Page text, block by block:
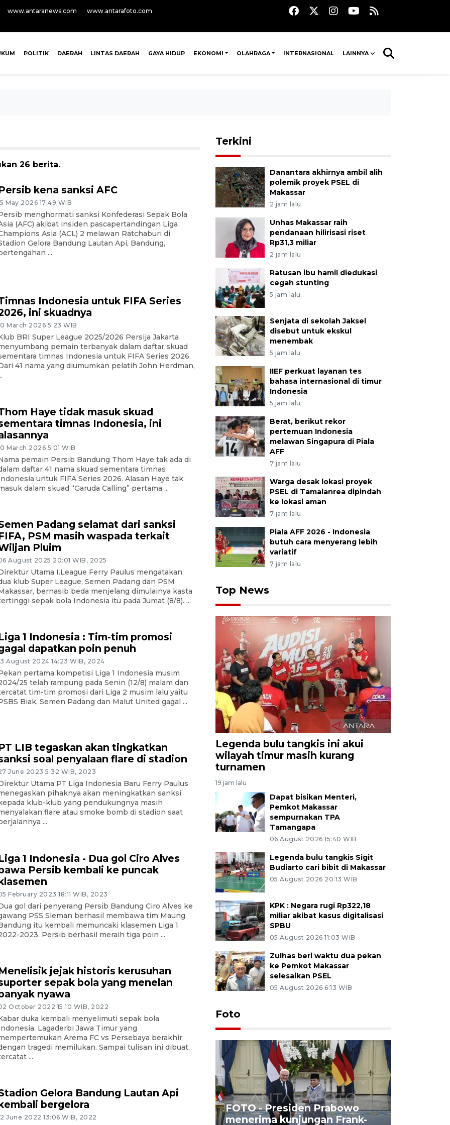
www.antaranews.com www.antarafoto.com
POLITIK DAERAH LINTAS DAERAH GAYA HIDUP EKONOMI OLAHRAGA INTERNASIONAL LAINNYA
26 berita.
kena sanksi AFC
May 2026 17:49 WIB
menghormati sanksi Konfederasi Sepak Bola
(AFC) akibat insiden pascapertandingan Liga
Asia (ACL) 2 melawan Ratchaburi di
Gelora Bandung Lautan Api, Bandung,
...
Indonesia untuk FIFA Series
ini skuadnya
March 2026 5:23 WIB
BRI Super League 2025/2026 Persija Jakarta
pemain terbanyak dalam daftar skuad
timnas Indonesia untuk FIFA Series 2026.
41 nama yang diumumkan pelatih John Herdman,
Haye tidak masuk skuad
timnas Indonesia, ini
March 2026 5:01 WIB
pemain Persib Bandung Thom Haye tak ada di
daftar 41 nama skuad sementara timnas
untuk FIFA Series 2026. Alasan Haye tak
dalam skuad “Garuda Calling” pertama ...
Padang selamat dari sanksi
PSM masih waspada terkait
Pluim
August 2025 20:01 WIB, 2025
Utama I.League Ferry Paulus mengatakan
klub Super League, Semen Padang dan PSM
bernasib beda menjelang dimulainya kasta
sepak bola Indonesia itu pada Jumat (8/8). ...
1 Indonesia : Tim-tim promosi
dapatkan poin penuh
August 2024 14:23 WIB, 2024
pertama kompetisi Liga 1 Indonesia musim
25 telah rampung pada Senin (12/8) malam dan
tim-tim promosi dari Liga 2 musim lalu yaitu
Biak, Semen Padang dan Malut United gagal ...
LIB tegaskan akan tingkatkan
soal penyalaan flare di stadion
June 2023 5:32 WIB, 2023
Utama PT Liga Indonesia Baru Ferry Paulus
pihaknya akan meningkatkan sanksi
klub-klub yang pendukungnya masih
flare atau smoke bomb di stadion saat
...
1 Indonesia - Dua gol Ciro Alves
Persib kembali ke puncak
February 2023 18:11 WIB, 2023
gol dari penyerang Persib Bandung Ciro Alves ke
PSS Sleman berhasil membawa tim Maung
itu kembali memuncaki klasemen Liga 1
2023. Persib berhasil meraih tiga poin ...
jejak historis kerusuhan
sepak bola yang menelan
nyawa
October 2022 15:10 WIB, 2022
duka kembali menyelimuti sepak bola
Lagaderbi Jawa Timur yang
Arema FC vs Persebaya berakhir
tragedi memilukan. Sampai tulisan ini dibuat,
...
Gelora Bandung Lautan Api
bergelora
June 2022 13:06 WIB, 2022
Terkini
Danantara akhirnya ambil alih
polemik proyek PSEL di
Makassar
2 jam lalu
Unhas Makassar raih
pendanaan hilirisasi riset
Rp31,3 miliar
2 jam lalu
Ratusan ibu hamil diedukasi
cegah stunting
5 jam lalu
Senjata di sekolah Jaksel
disebut untuk ekskul
menembak
5 jam lalu
IIEF perkuat layanan tes
bahasa internasional di timur
Indonesia
5 jam lalu
Berat, berikut rekor
pertemuan Indonesia
melawan Singapura di Piala
AFF
7 jam lalu
Warga desak lokasi proyek
PSEL di Tamalanrea dipindah
ke lokasi aman
7 jam lalu
Piala AFF 2026 - Indonesia
butuh cara menyerang lebih
variatif
7 jam lalu
Top News
Legenda bulu tangkis ini akui
wilayah timur masih kurang
turnamen
19 jam lalu
Dapat bisikan Menteri,
Pemkot Makassar
sempurnakan TPA
Tamangapa
06 August 2026 15:40 WIB
Legenda bulu tangkis Sigit
Budiarto cari bibit di Makassar
05 August 2026 20:13 WIB
KPK : Negara rugi Rp322,18
miliar akibat kasus digitalisasi
SPBU
05 August 2026 11:03 WIB
Zulhas beri waktu dua pekan
ke Pemkot Makassar
selesaikan PSEL
05 August 2026 6:13 WIB
Foto
FOTO - Kirab memperingati
HUT ke-80 Raja Keraton
FOTO - Presiden Prabowo
menerima kunjungan Frank-